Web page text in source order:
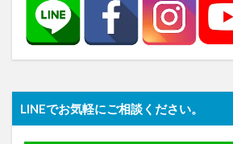
LINEでお気軽にご相談ください。